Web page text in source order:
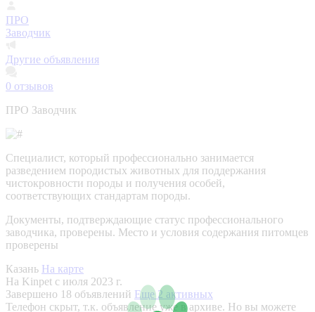
ПРО
Заводчик
Другие объявления
0 отзывов
ПРО Заводчик
Специалист, который профессионально занимается
разведением породистых животных для поддержания
чистокровности породы и получения особей,
соответствующих стандартам породы.
Документы, подтверждающие статус профессионального
заводчика, проверены. Место и условия содержания питомцев
проверены
Казань На карте
На Kinpet c июля 2023 г.
Завершено 18 объявлений Еще 2 активных
Телефон скрыт, т.к. объявление уже в архиве. Но вы можете